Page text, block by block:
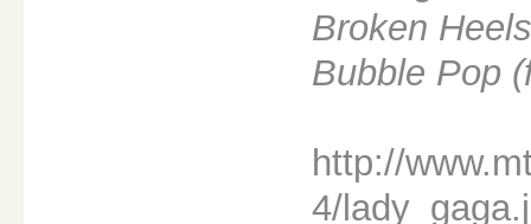
Broken
Bubble Pop
http://
4/